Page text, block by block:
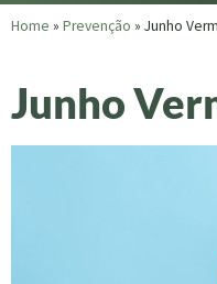
Home » Prevenção » Junho
Junho